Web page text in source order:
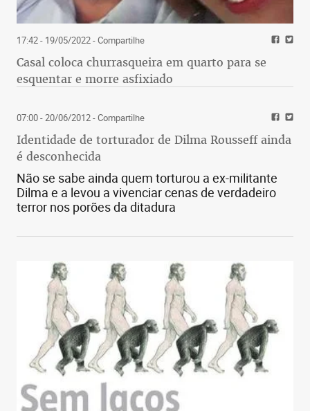
17:42 - 19/05/2022- Compartilhe
Casal coloca churrasqueira em quarto para se
esquentar e morre asfixiado
07:00 - 20/06/2012- Compartilhe
Identidade de torturador de Dilma Rousseff ainda
é desconhecida
Não se sabe ainda quem torturou a ex-militante
Dilma e a levou a vivenciar cenas de verdadeiro
terror nos porões da ditadura